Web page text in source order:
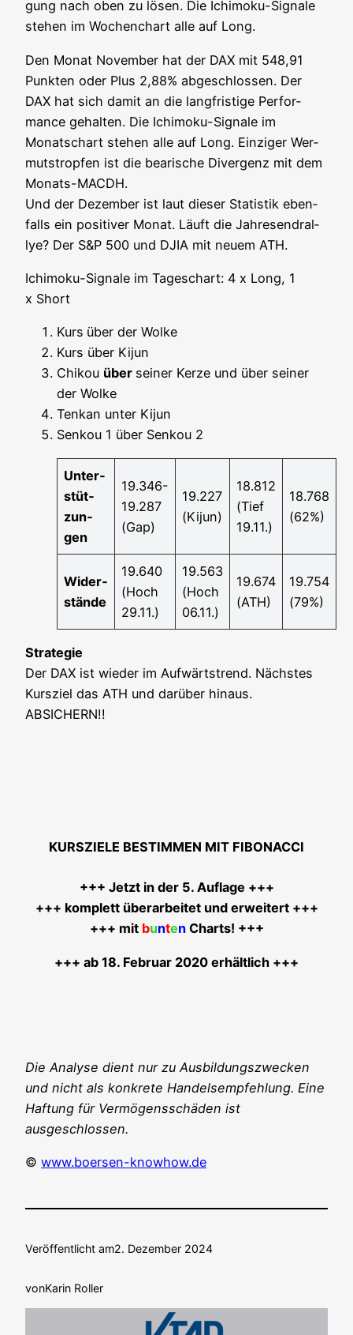
gung nach oben zu lösen. Die Ichi­mo­ku-Signa­le
ste­hen im Wochen­chart alle auf Long.
Den Monat Novem­ber hat der DAX mit 548,91
Punk­ten oder Plus 2,88% abge­schlos­sen. Der
DAX hat sich damit an die lang­fris­ti­ge Per­for­
mance gehal­ten. Die Ichi­mo­ku-Signa­le im
Monatschart ste­hen alle auf Long. Ein­zi­ger Wer­
muts­trop­fen ist die bea­ri­sche Diver­genz mit dem
Monats-MACDH.
Und der Dezem­ber ist laut die­ser Sta­tis­tik eben­
falls ein posi­ti­ver Monat. Läuft die Jah­res­end­ral­
lye? Der S&P 500 und DJIA mit neu­em ATH.
Ichi­mo­ku-Signa­le im Tages­chart: 4 x Long, 1
x Short
Kurs über der Wolke
Kurs über Kijun
Chi­kou über sei­ner Ker­ze und über sei­ner
der Wolke
Ten­kan unter Kijun
Sen­kou 1 über Sen­kou 2
Unter­
stüt­
zun­
gen
19.346-
19.287
(Gap)
19.227
(Kijun)
18.812
(Tief
19.11.)
18.768
(62%)
Wider­
stän­de
19.640
(Hoch
29.11.)
19.563
(Hoch
06.11.)
19.674
(ATH)
19.754
(79%)
Stra­te­gie
Der DAX ist wie­der im Auf­wärts­trend. Nächs­tes
Kurs­ziel das ATH und dar­über hin­aus.
ABSICHERN!!
KURSZIELE BESTIMMEN MIT FIBONACCI
+++ Jetzt in der 5. Auf­la­ge +++
+++ kom­plett über­ar­bei­tet und erwei­tert +++
+++ mit buntenCharts! +++
+++ ab 18. Febru­ar 2020 erhältlich +++
Die Ana­ly­se dient nur zu Aus­bil­dungs­zwe­cken
und nicht als kon­kre­te Han­dels­emp­feh­lung. Eine
Haf­tung für Ver­mö­gens­schä­den ist
ausgeschlossen.
© www.boersen-knowhow.de
Veröffentlicht am2. Dezember 2024
vonKarin Roller